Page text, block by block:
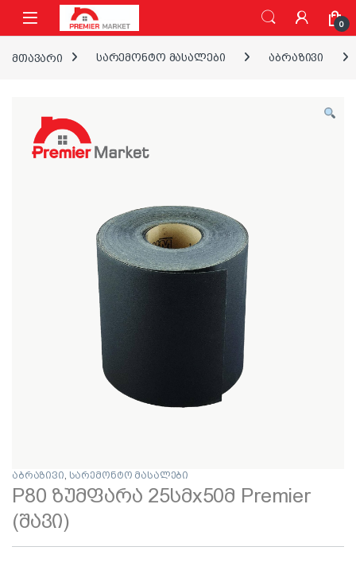
ნავიგაციაზე გადასვლა
შინაარსზე გადასვლა
0
მთავარი სარემონტო მასალები აბრაზივი
აბრაზივი, სარემონტო მასალები
P80 ზუმფარა 25სმx50მ Premier
(შავი)